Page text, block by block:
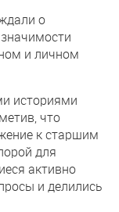
о
и личном
историями
что
к старшим
для
активно
и делились